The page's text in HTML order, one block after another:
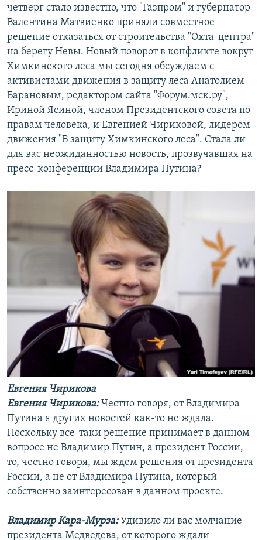
четверг стало известно, что "Газпром" и губернатор
Валентина Матвиенко приняли совместное
решение отказаться от строительства "Охта-центра"
на берегу Невы. Новый поворот в конфликте вокруг
Химкинского леса мы сегодня обсуждаем с
активистами движения в защиту леса Анатолием
Барановым, редактором сайта "Форум.мск.ру",
Ириной Ясиной, членом Президентского совета по
правам человека, и Евгенией Чириковой, лидером
движения "В защиту Химкинского леса". Стала ли
для вас неожиданностью новость, прозвучавшая на
пресс-конференции Владимира Путина?
Евгения Чирикова
Евгения Чирикова:Честно говоря, от Владимира
Путина я других новостей как-то не ждала.
Поскольку все-таки решение принимает в данном
вопросе не Владимир Путин, а президент России,
то, честно говоря, мы ждем решения от президента
России, а не от Владимира Путина, который
собственно заинтересован в данном проекте.
Владимир Кара-Мурза: Удивило ли вас молчание
президента Медведева, от которого ждали